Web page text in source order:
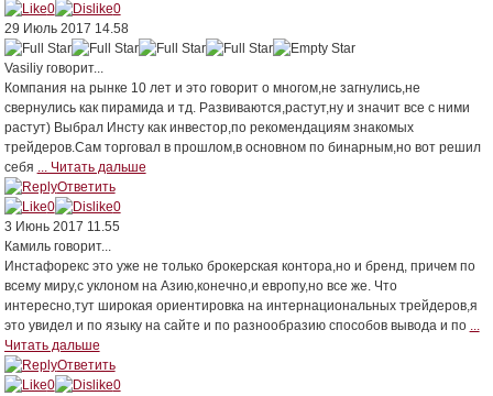
0
0
29 Июль 2017 14.58
Vasiliyговорит...
Компания на рынке 10 лет и это говорит о многом,не загнулись,не
свернулись как пирамида и тд. Развиваются,растут,ну и значит все с ними
растут) Выбрал Инсту как инвестор,по рекомендациям знакомых
трейдеров.Сам торговал в прошлом,в основном по бинарным,но вот решил
себя ... Читать дальше
Ответить
0
0
3 Июнь 2017 11.55
Камильговорит...
Инстафорекс это уже не только брокерская контора,но и бренд, причем по
всему миру,с уклоном на Азию,конечно,и европу,но все же. Что
интересно,тут широкая ориентировка на интернациональных трейдеров,я
это увидел и по языку на сайте и по разнообразию способов вывода и по ...
Читать дальше
Ответить
0
0